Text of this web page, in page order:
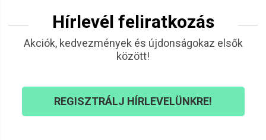
Hírlevél feliratkozás
Akciók, kedvezmények és újdonságokaz elsők
között!
REGISZTRÁLJ HÍRLEVELÜNKRE!